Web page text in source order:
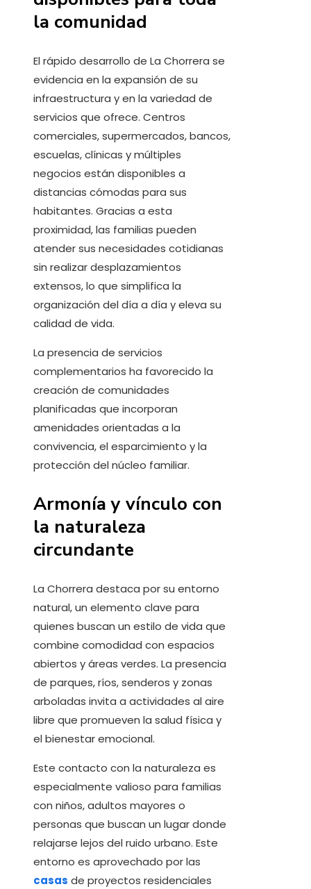
la comunidad
El rápido desarrollo de La Chorrera se
evidencia en la expansión de su
infraestructura y en la variedad de
servicios que ofrece. Centros
comerciales, supermercados, bancos,
escuelas, clínicas y múltiples
negocios están disponibles a
distancias cómodas para sus
habitantes. Gracias a esta
proximidad, las familias pueden
atender sus necesidades cotidianas
sin realizar desplazamientos
extensos, lo que simplifica la
organización del día a día y eleva su
calidad de vida.
La presencia de servicios
complementarios ha favorecido la
creación de comunidades
planificadas que incorporan
amenidades orientadas a la
convivencia, el esparcimiento y la
protección del núcleo familiar.
Armonía y vínculo con
la naturaleza
circundante
La Chorrera destaca por su entorno
natural, un elemento clave para
quienes buscan un estilo de vida que
combine comodidad con espacios
abiertos y áreas verdes. La presencia
de parques, ríos, senderos y zonas
arboladas invita a actividades al aire
libre que promueven la salud física y
el bienestar emocional.
Este contacto con la naturaleza es
especialmente valioso para familias
con niños, adultos mayores o
personas que buscan un lugar donde
relajarse lejos del ruido urbano. Este
entorno es aprovechado por las
casas de proyectos residenciales